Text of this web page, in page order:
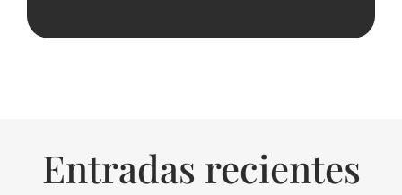
Entradas recientes